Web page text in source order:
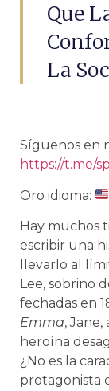
Que
La
Síguenos en
https://t.me/
Oro idioma:
Hay muchos
escribir una
llevarlo al
Lee, sobrino
fechadas en
Emma,
heroína
¿No es la
protagonista